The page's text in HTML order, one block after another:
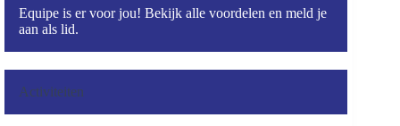
Equipe is er voor jou! Bekijk alle voordelen en meld je
aan als lid.
Activiteiten